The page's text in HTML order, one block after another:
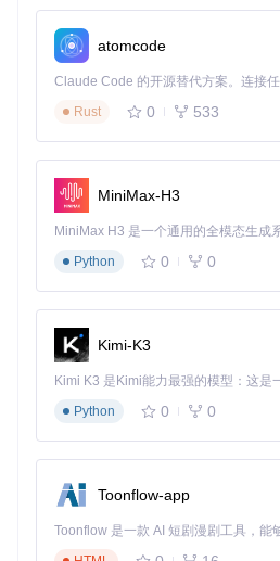
C++运行库 ⚠️ 尝试以管理员权限重
本与游戏客户端版本是否匹配
场景2：皮肤效果在游戏中未显示
成功运行 ⚠️ 检查皮肤选择界面是否
试通过"清除"功能重置后重新配置
操作体系：安全换肤的标准
确保英雄联盟客户端已完全退出
配置杀毒软件白名单，避免工具
通过官方渠道获取最新版本工具
备份游戏原始配置文件，特别是
置
运行注入器程序，等待初始化完
游戏版本兼容性状态。
atomcode
Rust
0 533
MiniMax-H3
Python
0 0
Kimi-K3
Python
0 0
Toonflow-app